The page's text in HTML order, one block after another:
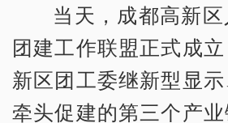
当天，成都高新
团建工作联盟正式成
新区团工委继新型显
牵头促建的第三个产业